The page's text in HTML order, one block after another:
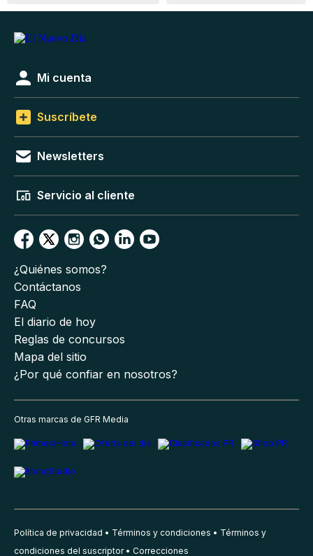
Mi cuenta
Suscríbete
Newsletters
Servicio al cliente
¿Quiénes somos?
Contáctanos
FAQ
El diario de hoy
Reglas de concursos
Mapa del sitio
¿Por qué confiar en nosotros?
Otras marcas de GFR Media
Política de privacidad Términos y condiciones
Términos y
condiciones del suscriptor
Correcciones